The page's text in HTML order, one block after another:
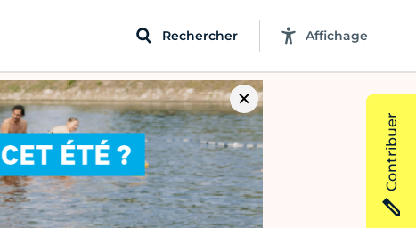
Rechercher Affichage
Contribuer